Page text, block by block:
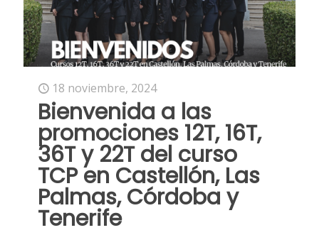
18 noviembre, 2024
Bienvenida a las
promociones 12T, 16T,
36T y 22T del curso
TCP en Castellón, Las
Palmas, Córdoba y
Tenerife